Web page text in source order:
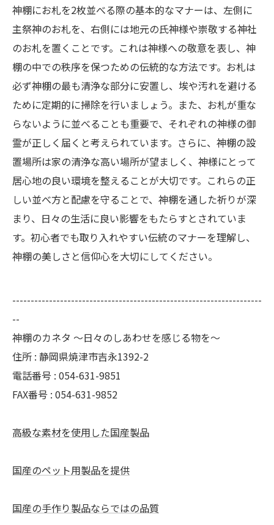
神棚にお札を2枚並べる際の基本的なマナーは、左側に
主祭神のお札を、右側には地元の氏神様や崇敬する神社
のお札を置くことです。これは神様への敬意を表し、神
棚の中での秩序を保つための伝統的な方法です。お札は
必ず神棚の最も清浄な部分に安置し、埃や汚れを避ける
ために定期的に掃除を行いましょう。また、お札が重な
らないように並べることも重要で、それぞれの神様の御
霊が正しく届くと考えられています。さらに、神棚の設
置場所は家の清浄な高い場所が望ましく、神様にとって
居心地の良い環境を整えることが大切です。これらの正
しい並べ方と配慮を守ることで、神棚を通した祈りが深
まり、日々の生活に良い影響をもたらすとされていま
す。初心者でも取り入れやすい伝統のマナーを理解し、
神棚の美しさと信仰心を大切にしてください。
--------------------------------------------------------------------
--
神棚のカネタ ～日々のしあわせを感じる物を～
住所 : 静岡県焼津市吉永1392-2
電話番号 : 054-631-9851
FAX番号 : 054-631-9852
高級な素材を使用した国産製品
国産のペット用製品を提供
国産の手作り製品ならではの品質